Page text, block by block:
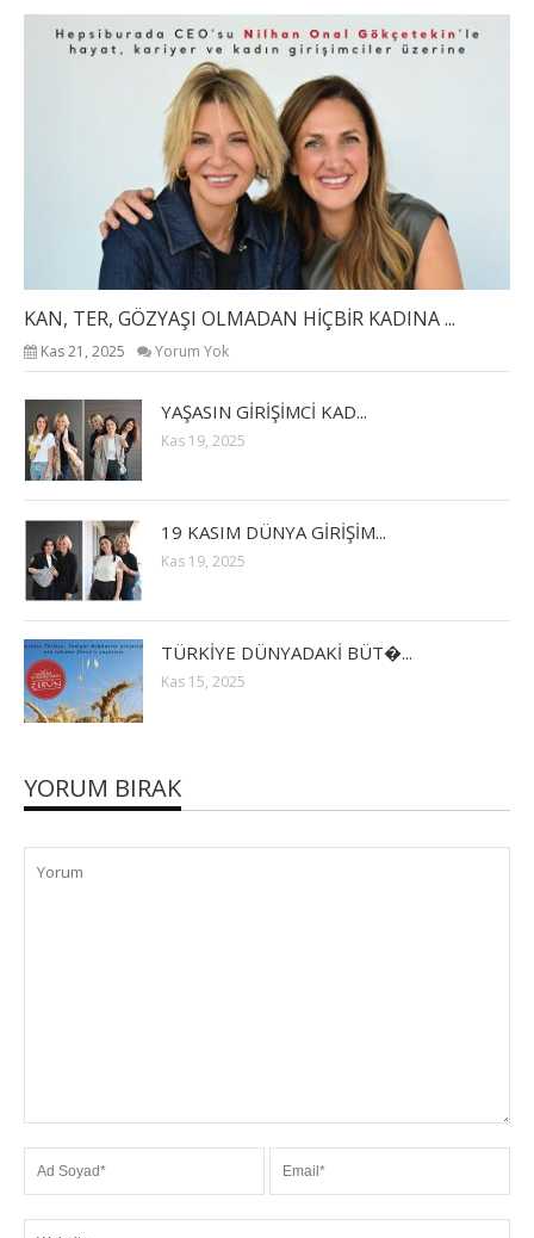
KAN, TER, GÖZYAŞI OLMADAN HİÇBİR KADINA ...
Kas 21, 2025 Yorum Yok
YAŞASIN GİRİŞİMCİ KAD...
Kas 19, 2025
19 KASIM DÜNYA GİRİŞİM...
Kas 19, 2025
TÜRKİYE DÜNYADAKİ BÜT�...
Kas 15, 2025
YORUM BIRAK